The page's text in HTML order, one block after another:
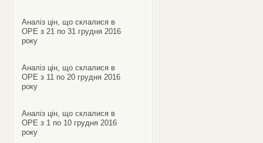
Аналіз цін, що склалися в
ОРЕ з 21 по 31 грудня 2016
року
Аналіз цін, що склалися в
ОРЕ з 11 по 20 грудня 2016
року
Аналіз цін, що склалися в
ОРЕ з 1 по 10 грудня 2016
року